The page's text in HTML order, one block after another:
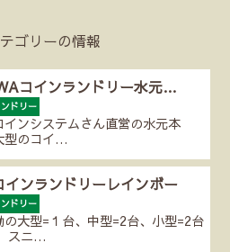
ゴリーの情報
コインランドリー水元…
ドリー
インシステムさん直営の水元本
型のコイ…
インランドリーレインボー
ドリー
の大型=１台、中型=2台、小型=2台
スニ…